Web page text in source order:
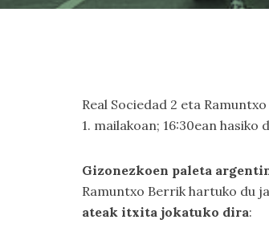
Real Sociedad 2 eta
1. mailakoan; 16:30ean
Gizonezkoen paleta
Ramuntxo Berrik hartuko du
ateak itxita jokatuko dira: